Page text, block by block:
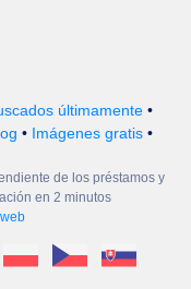
últimamente•
• Imágenes gratis •
de los préstamos y
en 2 minutos